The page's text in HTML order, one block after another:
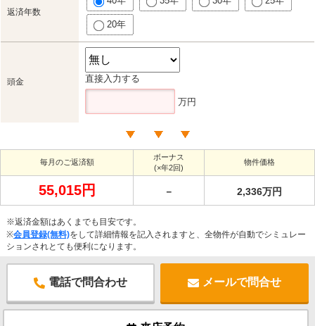
返済年数
20年
頭金 直接入力する
万円
毎月のご返済額
ボーナス
(×年2回)
物件価格
55,015円 － 2,336万円
※返済金額はあくまでも目安です。
※会員登録(無料)をして詳細情報を記入されますと、全物件が自動でシミュレー
ションされとても便利になります。
電話で問合わせ メールで問合せ